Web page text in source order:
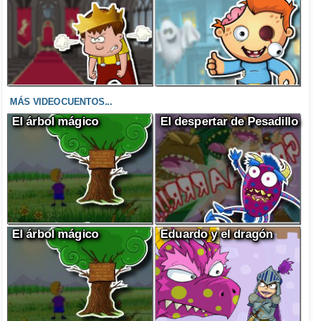
MÁS VIDEOCUENTOS...
El árbol mágico El despertar de Pesadillo
El árbol mágico Eduardo y el dragón